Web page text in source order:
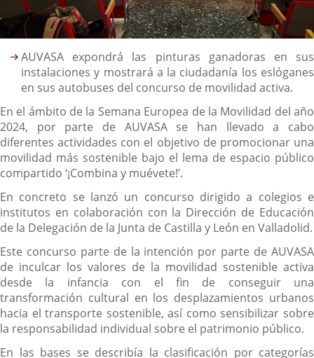
Descripción
AUVASA expondrá las pinturas ganadoras en sus
instalaciones y mostrará a la ciudadanía los eslóganes
en sus autobuses del concurso de movilidad activa.
En el ámbito de la Semana Europea de la Movilidad del año
2024, por parte de AUVASA se han llevado a cabo
diferentes actividades con el objetivo de promocionar una
movilidad más sostenible bajo el lema de espacio público
compartido ‘¡Combina y muévete!’.
En concreto se lanzó un concurso dirigido a colegios e
institutos en colaboración con la Dirección de Educación
de la Delegación de la Junta de Castilla y León en Valladolid.
Este concurso parte de la intención por parte de AUVASA
de inculcar los valores de la movilidad sostenible activa
desde la infancia con el fin de conseguir una
transformación cultural en los desplazamientos urbanos
hacia el transporte sostenible, así como sensibilizar sobre
la responsabilidad individual sobre el patrimonio público.
En las bases se describía la clasificación por categorías